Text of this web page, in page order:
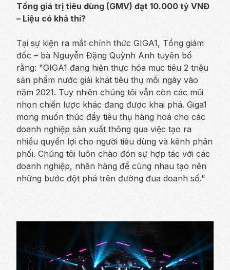
Tổng giá trị tiêu dùng (GMV) đạt 10.000 tỷ VNĐ
– Liệu có khả thi?
Tại sự kiện ra mắt chính thức GIGA1, Tổng giám
đốc – bà Nguyễn Đặng Quỳnh Anh tuyên bố
rằng: "GIGA1 đang hiện thực hóa mục tiêu 2 triệu
sản phẩm nước giải khát tiêu thụ mỗi ngày vào
năm 2021. Tuy nhiên chúng tôi vẫn còn các mũi
nhọn chiến lược khác đang được khai phá. Giga1
mong muốn thúc đẩy tiêu thụ hàng hoá cho các
doanh nghiệp sản xuất thông qua việc tạo ra
nhiều quyền lợi cho người tiêu dùng và kênh phân
phối. Chúng tôi luôn chào đón sự hợp tác với các
doanh nghiệp, nhãn hàng để cùng nhau tạo nên
những bước đột phá trên đường đua doanh số."